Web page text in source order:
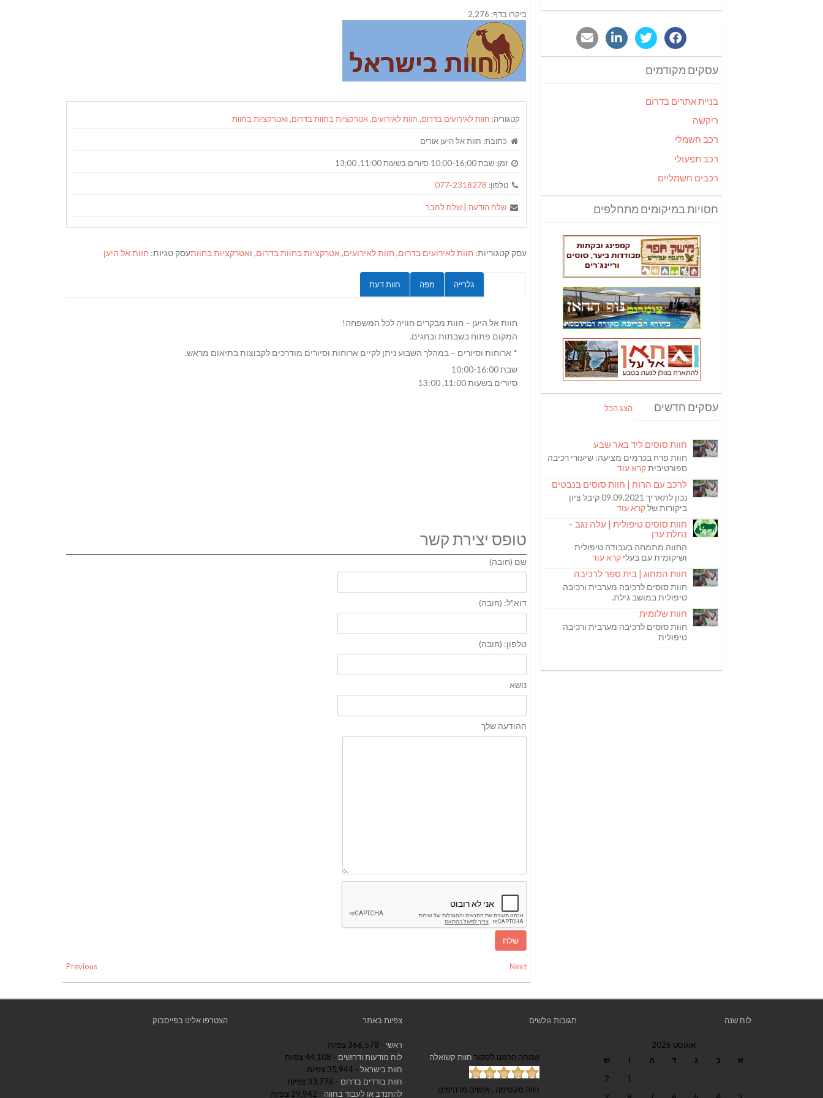
ביקרו בדף: 2,276
קטגוריה: חוות לאירועים בדרום, חוות לאירועים,אטרקציות בחוות בדרום, ואטרקציות בחוות
כתובת: חוות אל היען‏ ‏אורים‏
זמן:שבת 10:00-16:00 סיורים בשעות 11:00, 13:00
טלפון: 077-2318278
שלח הודעה |שלח לחבר
עסק קטגוריות: חוות לאירועים בדרום, חוות לאירועים, אטרקציות בחוות בדרום, ואטרקציות בחוותעסק טגיות: חוות אל היען
גלרייה מפה חוות דעת
חוות אל היען – חוות מבקרים חוויה לכל המשפחה!
המקום פתוח בשבתות ובחגים.
* ארוחות וסיורים – במהלך השבוע ניתן לקיים ארוחות וסיורים מודרכים לקבוצות בתיאום מראש.
שבת 10:00-16:00
סיורים בשעות 11:00, 13:00
טופס יצירת קשר
שם (חובה)
דוא"ל: (חובה)
טלפון: (חובה)
נושא
ההודעה שלך
Previous Next
עסקים מקודמים
בניית אתרים בדרום
ריקשה
רכב חשמלי
רכב תפעולי
רכבים חשמליים
חסויות במיקומים מתחלפים
עסקים חדשים הצג הכל
חוות סוסים ליד באר שבע
חוות פרח בכרמים מציעה: שיעורי רכיבה
ספורטיביתקרא עוד
לרכב עם הרוח | חוות סוסים בנבטים
נכון לתאריך 09.09.2021 קיבל ציון
ביקורות שלקרא עוד
חוות סוסים טיפולית | עלה נגב –
נחלת ערן
החווה מתמחה בעבודה טיפולית
ושיקומית עם בעלי קרא עוד
חוות המחוג | בית ספר לרכיבה
חוות סוסים לרכיבה מערבית ורכיבה
טיפולית במושב גילת.
חוות שלומית
חוות סוסים לרכיבה מערבית ורכיבה
טיפולית
הצטרפו אלינו בפייסבוק צפיות באתר
ראשי - 366,578 צפיות
לוח מודעות ודרושים - 44,108 צפיות
חוות בישראל - 35,944 צפיות
חוות בודדים בדרום - 33,776 צפיות
להתנדב או לעבוד בחווה - 29,942 צפיות
תגובות גולשים
שמחה הרמנו לסקור חוות קשואלה
חווה מקסימה , אנשים מדהימים
לוח שנה
אוגוסט 2026
א
ב ג ד ה ו
ש
1
2